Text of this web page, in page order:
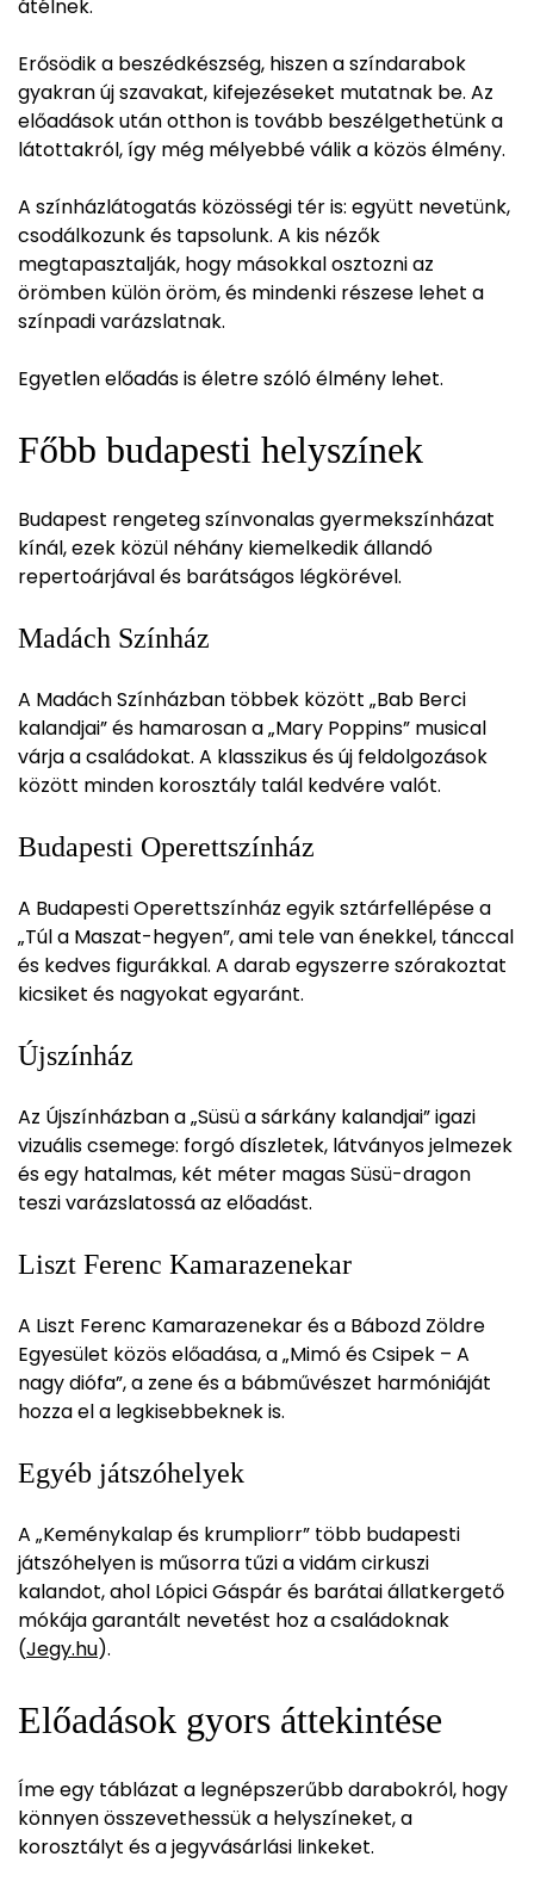
átélnek.
Erősödik a beszédkészség, hiszen a színdarabok
gyakran új szavakat, kifejezéseket mutatnak be. Az
előadások után otthon is tovább beszélgethetünk a
látottakról, így még mélyebbé válik a közös élmény.
A színházlátogatás közösségi tér is: együtt nevetünk,
csodálkozunk és tapsolunk. A kis nézők
megtapasztalják, hogy másokkal osztozni az
örömben külön öröm, és mindenki részese lehet a
színpadi varázslatnak.
Egyetlen előadás is életre szóló élmény lehet.
Főbb budapesti helyszínek
Budapest rengeteg színvonalas gyermekszínházat
kínál, ezek közül néhány kiemelkedik állandó
repertoárjával és barátságos légkörével.
Madách Színház
A Madách Színházban többek között „Bab Berci
kalandjai” és hamarosan a „Mary Poppins” musical
várja a családokat. A klasszikus és új feldolgozások
között minden korosztály talál kedvére valót.
Budapesti Operettszínház
A Budapesti Operettszínház egyik sztárfellépése a
„Túl a Maszat-hegyen”, ami tele van énekkel, tánccal
és kedves figurákkal. A darab egyszerre szórakoztat
kicsiket és nagyokat egyaránt.
Újszínház
Az Újszínházban a „Süsü a sárkány kalandjai” igazi
vizuális csemege: forgó díszletek, látványos jelmezek
és egy hatalmas, két méter magas Süsü-dragon
teszi varázslatossá az előadást.
Liszt Ferenc Kamarazenekar
A Liszt Ferenc Kamarazenekar és a Bábozd Zöldre
Egyesület közös előadása, a „Mimó és Csipek – A
nagy diófa”, a zene és a bábművészet harmóniáját
hozza el a legkisebbeknek is.
Egyéb játszóhelyek
A „Keménykalap és krumpliorr” több budapesti
játszóhelyen is műsorra tűzi a vidám cirkuszi
kalandot, ahol Lópici Gáspár és barátai állatkergető
mókája garantált nevetést hoz a családoknak
(Jegy.hu).
Előadások gyors áttekintése
Íme egy táblázat a legnépszerűbb darabokról, hogy
könnyen összevethessük a helyszíneket, a
korosztályt és a jegyvásárlási linkeket.